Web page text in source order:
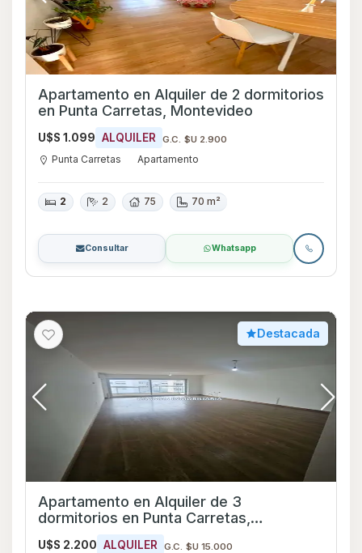
Apartamento en Alquiler de 2 dormitorios
en Punta Carretas, Montevideo
U$S 1.099 ALQUILER G.C. $U 2.900
Punta Carretas Apartamento
2 2 75 70 m²
Consultar Whatsapp
Destacada
Apartamento en Alquiler de 3
dormitorios en Punta Carretas,
Montevideo
U$S 2.200 ALQUILER G.C. $U 15.000